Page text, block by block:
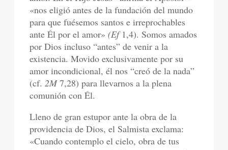
«nos eligió antes de la fundación del mundo
para que fuésemos santos e irreprochables
ante Él por el amor»(Ef1,4). Somos amados
por Dios incluso “antes” de venir a la
existencia. Movido exclusivamente por su
amor incondicional, él nos “creó de la nada”
(cf.2M7,28) para llevarnos a la plena
comunión con Él.
Lleno de gran estupor ante la obra de la
providencia de Dios, el Salmista exclama:
«Cuando contemplo el cielo, obra de tus